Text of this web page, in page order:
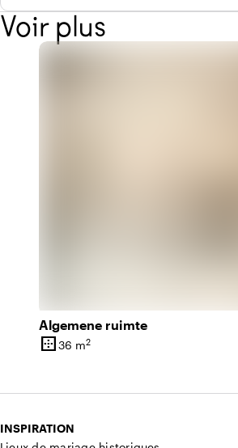
Voir plus
Algemene ruimte
border_outer
Superficie
36 m2
INSPIRATION